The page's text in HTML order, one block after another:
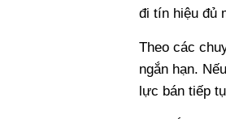
đi tín hiệu đủ
Theo các
ngắn hạn.
lực bán tiếp